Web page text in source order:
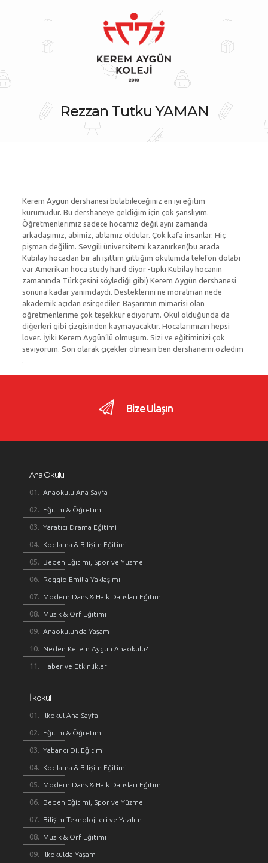
Rezzan Tutku YAMAN
Kerem Aygün dershanesi bulabileceğiniz en iyi eğitim
kurumudur. Bu dershaneye geldiğim için çok şanslıyım.
Öğretmenlerimiz sadece hocamız değil aynı zamanda
arkadaşımız, abimiz, ablamız oldular. Çok kafa insanlar. Hiç
pişman değilim. Sevgili üniversitemi kazanırken(bu arada
Kubilay hocadan bir ah işittim gittiğim okulumda telefon dolabı
var Amerikan hoca study hard diyor -tıpkı Kubilay hocanın
zamanında Türkçesini söylediği gibi) Kerem Aygün dershanesi
sonuna kadar yanımdaydı. Desteklerini ne moralman nede
akademik açıdan esirgediler. Başarımın mimarisi olan
öğretmenlerime çok teşekkür ediyorum. Okul olduğunda da
diğerleri gibi çizgisinden kaymayacaktır. Hocalarımızın hepsi
lover. İyiki Kerem Aygün’lü olmuşum. Sizi ve eğitiminizi çok
seviyorum. Son olarak çiçekler ölmesin ben dershanemi özledim
.
Bize Ulaşın
Ana Okulu
Anaokulu Ana Sayfa
Eğitim & Öğretim
Yaratıcı Drama Eğitimi
Kodlama & Bilişim Eğitimi
Beden Eğitimi, Spor ve Yüzme
Reggio Emilia Yaklaşımı
Modern Dans & Halk Dansları Eğitimi
Müzik & Orf Eğitimi
Anaokulunda Yaşam
Neden Kerem Aygün Anaokulu?
Haber ve Etkinlikler
İlkokul
İlkokul Ana Sayfa
Eğitim & Öğretim
Yabancı Dil Eğitimi
Kodlama & Bilişim Eğitimi
Modern Dans & Halk Dansları Eğitimi
Beden Eğitimi, Spor ve Yüzme
Bilişim Teknolojileri ve Yazılım
Müzik & Orf Eğitimi
İlkokulda Yaşam